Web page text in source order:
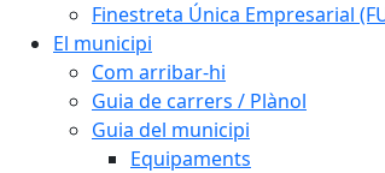
Finestreta Única Empresarial
El municipi
Com arribar-hi
Guia de carrers / Plànol
Guia del municipi
Equipaments